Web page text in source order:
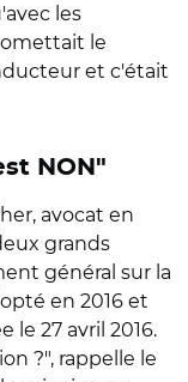
les
le
et c'était
NON"
avocat en
grands
général sur la
en 2016 et
le 27 avril 2016.
?", rappelle le